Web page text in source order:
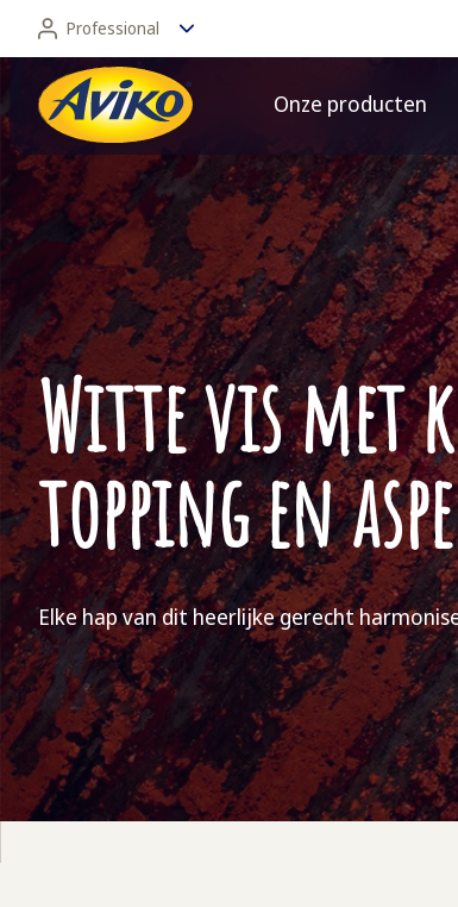
Professional
Professional
Consument
Onze producten
Witte vis met
topping en
Elke hap van dit heerlijke gerecht